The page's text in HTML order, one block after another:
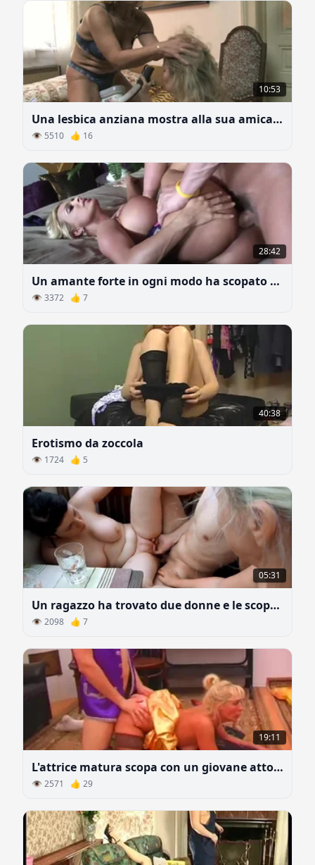
10:53
Una lesbica anziana mostra alla sua amica quanto può essere bello senza uomini
👁 5510 👍 16
28:42
Un amante forte in ogni modo ha scopato una bionda di silicone con un culo grosso
👁 3372 👍 7
40:38
Erotismo da zoccola
👁 1724 👍 5
05:31
Un ragazzo ha trovato due donne e le scopa di tanto in tanto
👁 2098 👍 7
19:11
L'attrice matura scopa con un giovane attore dopo lo spettacolo
👁 2571 👍 29